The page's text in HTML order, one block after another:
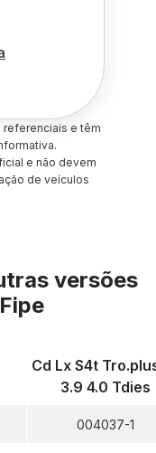
e têm
e não devem
de veículos
versões
Cd Lx S4t
3.9 4.0 Tdies
004037-1